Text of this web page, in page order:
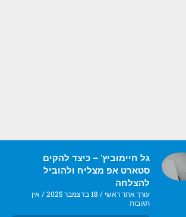
גל חיימוביץ' – כיצד להקים
סטארט אפ מצליח ולהוביל
להצלחה
עורך אתר ראשי
אין
תגובות